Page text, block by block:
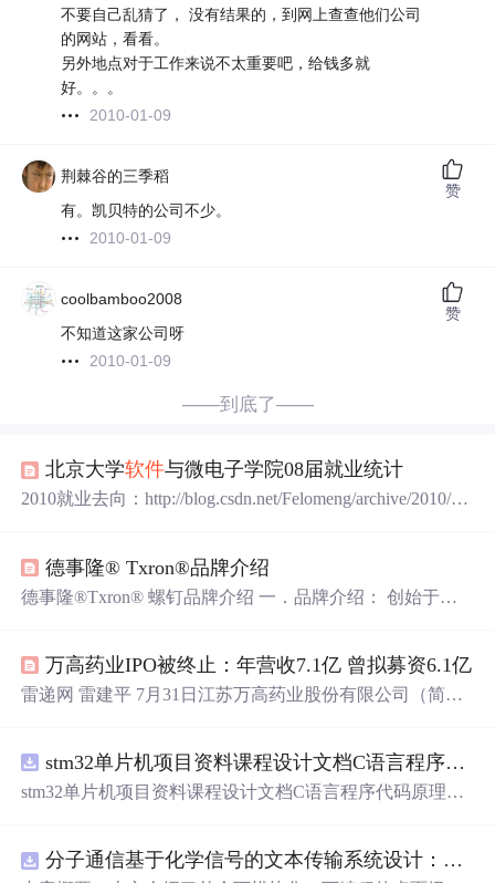
不要自己乱猜了， 没有结果的，到网上查查他们公司
的网站，看看。
另外地点对于工作来说不太重要吧，给钱多就
好。。。
2010-01-09
荆棘谷的三季稻
有。凯贝特的公司不少。
2010-01-09
赞
coolbamboo2008
不知道这家公司呀
2010-01-09
赞
——到底了——
北京大学软件与微电子学院08届就业统计
2010就业去向：http://blog.csdn.net/Felomeng/archive/2010/06/
A(冠群电脑) Google IBM IBM IBM IBM IBM I...
德事隆® Txron®品牌介绍
德事隆®Txron® 螺钉品牌介绍 一．品牌介绍： 创始于美
高端防腐紧固件/钻尾钉/螺栓/不锈钢螺丝/防水紧固件等，
依托美国工业制造优势，以及在国内近40年行业深耕经
年美国工业
万高药业IPO被终止：年营收7.1亿 曾拟募资6.1亿
雷递网 雷建平 7月31日江苏万高药业股份有限公司（简
元用于年产片剂32亿片、胶囊剂5亿粒、颗粒剂2亿袋、干
混悬剂1亿袋、小容量注射剂4000万支建设项目，2.4亿元
年建厂，...
stm32单片机项目资料课程设计文档C语言程序代码原理图电路PCB实例无线智能报警器的设计
stm32单片机项目资料课程设计文档C语言程序代码原理图
分子通信基于化学信号的文本传输系统设计：桌面式实验平台实现与非线性特性分析